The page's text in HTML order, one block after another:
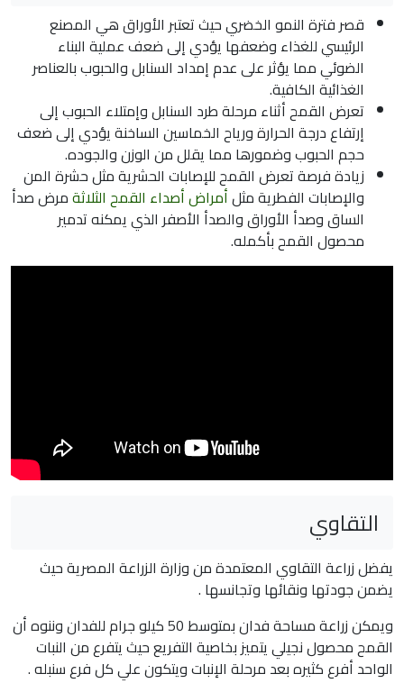
قصر فترة النمو الخضري حيث تعتبر الأوراق هي المصنع
الرئيسي للغذاء وضعفها يؤدي إلى ضعف عملية البناء
الضوئي مما يؤثر على عدم إمداد السنابل والحبوب بالعناصر
الغذائية الكافية.
تعرض القمح أثناء مرحلة طرد السنابل وإمتلاء الحبوب إلى
إرتفاع درجة الحرارة ورياح الخماسين الساخنة يؤدي إلى ضعف
حجم الحبوب وضمورها مما يقلل من الوزن والجوده.
زيادة فرصة تعرض القمح للإصابات الحشرية مثل حشرة المن
والإصابات الفطرية مثلأمراض أصداء القمح الثلاثةمرض صدأ
الساق وصدأ الأوراق والصدأ الأصفر الذي يمكنه تدمير
محصول القمح بأكمله.
التقاوي
يفضل زراعة التقاوي المعتمدة من وزارة الزراعة المصرية حيث
يضمن جودتها ونقائها وتجانسها .
ويمكن زراعة مساحة فدان بمتوسط 50 كيلو جرام للفدان وننوه أن
القمح محصول نجيلي يتميز بخاصية التفريع حيث يتفرع من النبات
الواحد أفرع كثيره بعد مرحلة الإنبات ويتكون علي كل فرع سنبله .